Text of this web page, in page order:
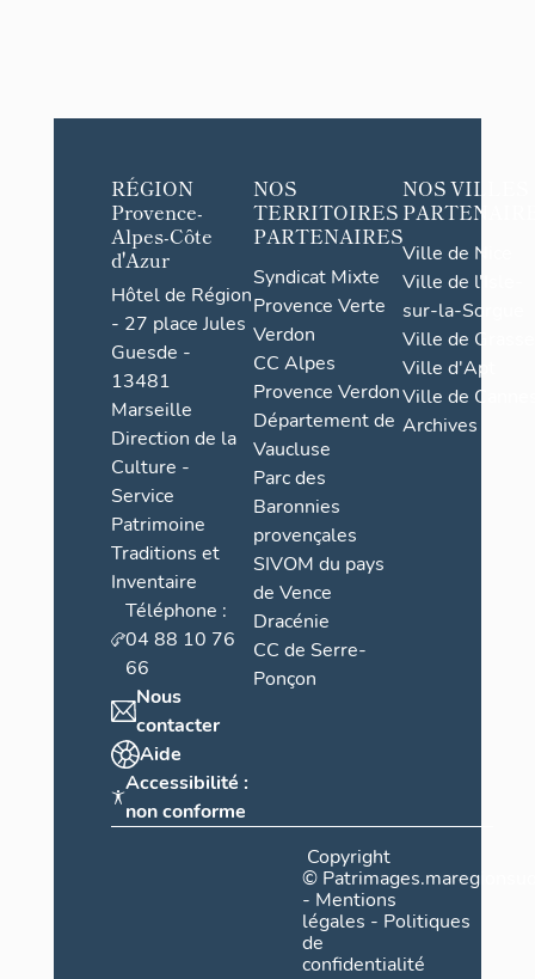
RÉGION
Provence-
Alpes-Côte
d'Azur
Hôtel de Région
- 27 place Jules
Guesde -
13481
Marseille
Direction de la
Culture -
Service
Patrimoine
Traditions et
Inventaire
Téléphone :
04 88 10 76
66
Nous
contacter
Aide
Accessibilité :
non conforme
NOS
TERRITOIRES
PARTENAIRES
Syndicat Mixte
Provence Verte
Verdon
CC Alpes
Provence Verdon
Département de
Vaucluse
Parc des
Baronnies
provençales
SIVOM du pays
de Vence
Dracénie
CC de Serre-
Ponçon
NOS VILLES
Ville de Nice
Ville de l'Isle-
sur-la-Sorgue
Ville de Grasse
Ville d'Apt
Ville de
Archives
Copyright
©
- Mentions
légales - Politiques
de
confidentialité